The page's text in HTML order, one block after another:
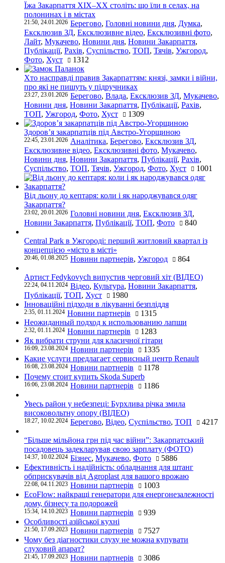
Їжа Закарпаття ХІХ–ХХ століть: що їли в селах, на
полонинах і в містах
21:50, 24.01.2026 Берегово, Головні новини дня, Думка,
Ексклюзив ЗД, Ексклюзивне відео, Ексклюзивні фото,
Лайт, Мукачево, Новини дня, Новини Закарпаття,
Публікації, Рахів, Суспільство, ТОП, Тячів, Ужгород,
Фото, Хуст 1312
Хто насправді правив Закарпаттям: князі, замки і війни,
про які не пишуть у підручниках
23:27, 23.01.2026 Берегово, Влада, Ексклюзив ЗД, Мукачево,
Новини дня, Новини Закарпаття, Публікації, Рахів,
ТОП, Ужгород, Фото, Хуст 1309
Здоров’я закарпатців під Австро-Угорщиною
22:45, 23.01.2026 Аналітика, Берегово, Ексклюзив ЗД,
Ексклюзивне відео, Ексклюзивні фото, Мукачево,
Новини дня, Новини Закарпаття, Публікації, Рахів,
Суспільство, ТОП, Тячів, Ужгород, Фото, Хуст 1001
Від льону до кептаря: коли і як народжувався одяг
Закарпаття?
23:02, 20.01.2026 Головні новини дня, Ексклюзив ЗД,
Новини Закарпаття, Публікації, ТОП, Фото 840
Central Park в Ужгороді: перший житловий квартал із
концепцією «місто в місті»
20:46, 01.08.2025 Новини партнерів, Ужгород 864
Артист Fedykovych випустив черговий хіт (ВІДЕО)
22:24, 04.11.2024 Відео, Культура, Новини Закарпаття,
Публікації, ТОП, Хуст
1980
Інноваційні підходи в лікуванні безпліддя
2:35, 01.11.2024 Новини партнерів
1315
Неожиданный подход к использованию лапши
2:32, 01.11.2024 Новини партнерів
1283
Як вибрати струни для класичної гітари
16:09, 23.08.2024 Новини партнерів
1335
Какие услуги предлагает сервисный центр Renault
16:08, 23.08.2024 Новини партнерів
1178
Почему стоит купить Skoda Superb
16:06, 23.08.2024 Новини партнерів 1186
Увесь район у небезпеці: Бурхлива річка змила
високовольтну опору (ВІДЕО)
18:27, 10.02.2024 Берегово, Відео, Суспільство, ТОП 4217
“Більше мільйона грн під час війни”: Закарпатський
посадовець задекларував свою зарплату (ФОТО)
14:37, 10.02.2024 Бізнес, Мукачево, Фото
5886
Ефективність і надійність: обладнання для штанг
обприскувачів від Agroplast для вашого врожаю
22:08, 04.11.2023 Новини партнерів
1003
EcoFlow: найкращі генератори для енергонезалежності
дому, бізнесу та подорожей
15:34, 14.10.2023 Новини партнерів
939
Особливості азійської кухні
21:50, 17.09.2023 Новини партнерів
7527
Чому без діагностики слуху не можна купувати
слуховий апарат?
21:45, 17.09.2023 Новини партнерів 3086